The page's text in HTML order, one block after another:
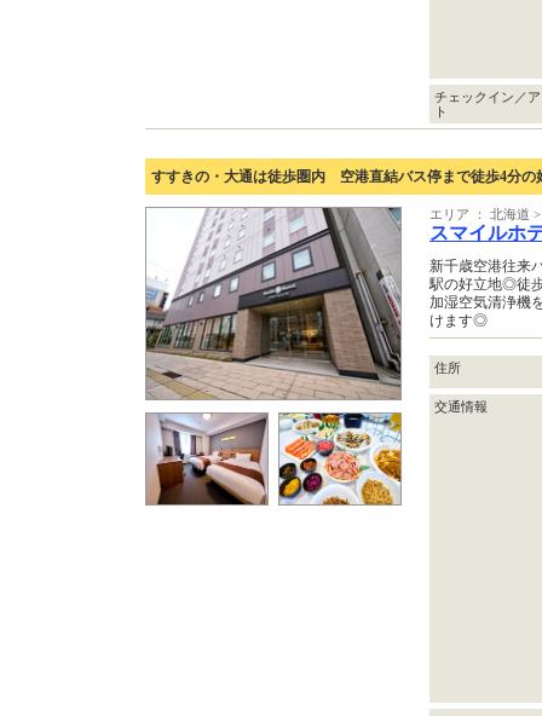
チェックイン／
ト
すすきの・大通は徒歩圏内 空港直結バス停まで徒歩4分の
エリア ： 北海道
スマイルホ
新千歳空港往来
駅の好立地◎徒
加湿空気清浄機
けます◎
住所
交通情報